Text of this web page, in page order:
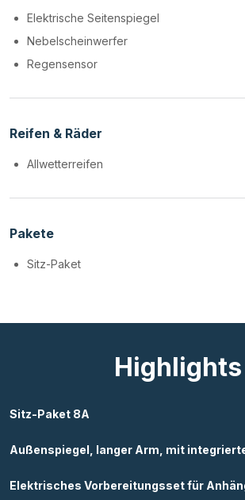
Elektrische Seitenspiegel
Nebelscheinwerfer
Regensensor
Reifen & Räder
Allwetterreifen
Pakete
Sitz-Paket
Highlights
Sitz-Paket 8A
Außenspiegel, langer Arm, mit
Elektrisches Vorbereitungsset für